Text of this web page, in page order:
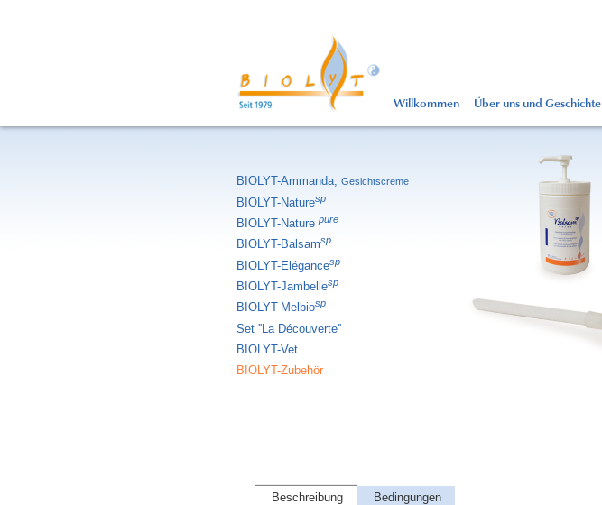
Willkommen Über uns und Geschichte
BIOLYT-Ammanda, Gesichtscreme
BIOLYT-Naturesp
BIOLYT-Naturepure
BIOLYT-Balsamsp
BIOLYT-Elégancesp
BIOLYT-Jambellesp
BIOLYT-Melbiosp
Set ''La Découverte''
BIOLYT-Vet
BIOLYT-Zubehör
Beschreibung Bedingungen